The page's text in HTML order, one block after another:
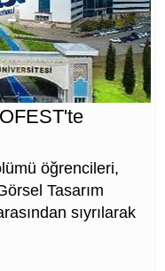
öğrencileri,
Tasarım
sıyrılarak